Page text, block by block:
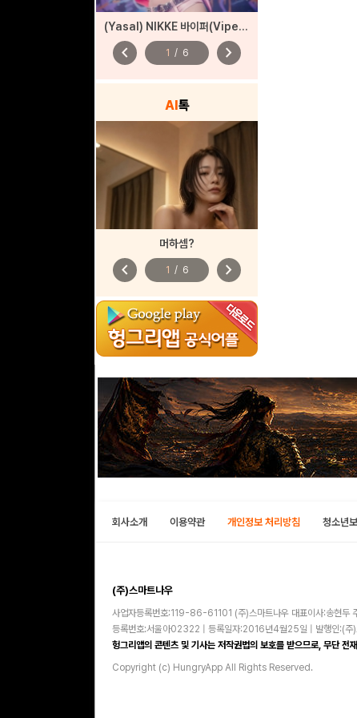
(Yasal) NIKKE 바이퍼(Viper) – 펑키 스트리트
chevron_left 1 / 6 chevron_right
AI톡
머하셈?
chevron_left 1 / 6 chevron_right
회사소개 이용약관 개인정보 처리방침 청소년
(주)스마트나우
사업자등록번호:119-86-61101 (주)스마트나우 대표이사:송
등록번호:서울아02322 | 등록일자:2016년4월25일 | 발행인:(주)
헝그리앱의 콘텐츠 및 기사는 저작권법의 보호를 받으므로, 무단 전
Copyright (c) HungryApp All Rights Reserved.